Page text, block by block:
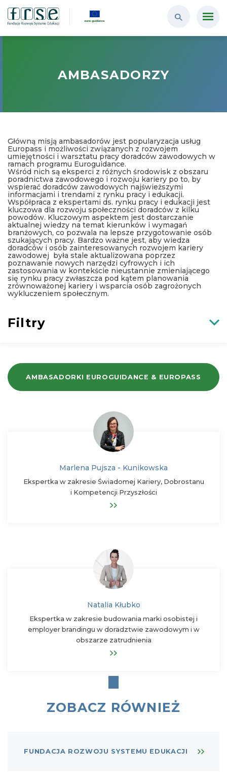
AMBASADORZY
Główną misją ambasadorów jest popularyzacja usług
Europass i możliwości związanych z rozwojem
umiejętności i warsztatu pracy doradców zawodowych w
ramach programu Euroguidance.
Wśród nich są eksperci z różnych środowisk z obszaru
poradnictwa zawodowego i rozwoju kariery po to, by
wspierać doradców zawodowych najświeższymi
informacjami i trendami z rynku pracy i edukacji.
Współpraca z ekspertami ds. rynku pracy i edukacji jest
kluczowa dla rozwoju społeczności doradców z kilku
powodów. Kluczowym aspektem jest dostarczanie
aktualnej wiedzy na temat kierunków i wymagań
branżowych, co pozwala na lepsze przygotowanie osób
szukających pracy. Bardzo ważne jest, aby wiedza
doradców i osób zainteresowanych rozwojem kariery
zawodowej była stale aktualizowana poprzez
poznawanie nowych narzędzi cyfrowych i ich
zastosowania w kontekście nieustannie zmieniającego
się rynku pracy zwłaszcza pod kątem planowania
zrównoważonej kariery i wsparcia osób zagrożonych
wykluczeniem społecznym.
Filtry
AMBASADORKI EUROGUIDANCE & EUROPASS
Marlena Pujsza - Kunikowska
Ekspertka w zakresie Świadomej Kariery, Dobrostanu
i Kompetencji Przyszłości
Natalia Kłubko
Ekspertka w zakresie budowania marki osobistej i
employer brandingu w doradztwie zawodowym i w
obszarze zatrudnienia
ZOBACZ RÓWNIEŻ
FUNDACJA ROZWOJU SYSTEMU EDUKACJI